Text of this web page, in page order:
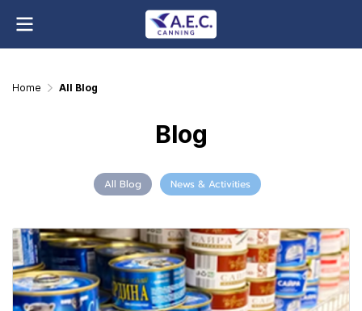
Home All Blog
Blog
All Blog News & Activities